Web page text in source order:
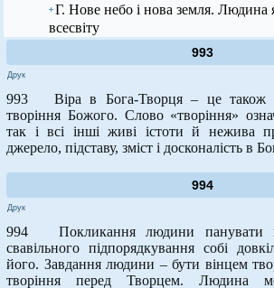
Г. Нове небо і нова земля. Людина
всесвіту
993
Друк
993 Віра в Бога-Творця – це також
творіння Божого. Слово «творіння»
так і всі інші живі істоти й нежива
джерело, підставу, зміст і досконалість в
994
Друк
994 Покликання людини панувати в
свавільного підпорядкування собі
його. Завдання людини – бути вінцем
творіння перед Творцем. Людина